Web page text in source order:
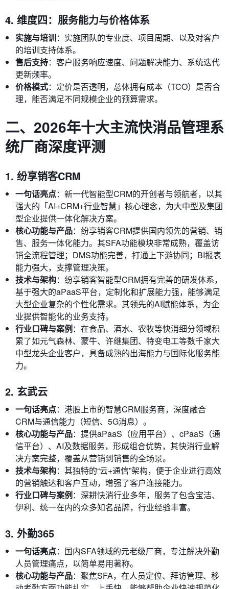
4. 维度四：服务能力与价格体系
实施与培训：实施团队的专业度、项目周期、以及对客户
的培训支持体系。
售后支持：客户服务响应速度、问题解决能力、系统迭代
更新频率。
价格模式：定价是否透明，总体拥有成本（TCO）是否合
理，能否满足不同规模企业的预算需求。
二、2026年十大主流快消品管理系
统厂商深度评测
1. 纷享销客CRM
一句话亮点：新一代智能型CRM的开创者与领航者，以其
强大的「AI+CRM+行业智慧」核心理念，为大中型及集团
型企业提供一体化解决方案。
核心功能与产品：纷享销客CRM提供国内领先的营销、销
售、服务一体化能力。其SFA功能模块非常成熟，覆盖访
销全流程管理；DMS功能完善，打通上下游协同；BI报表
能力强大，支撑管理决策。
技术与架构：纷享销客智能型CRM拥有完善的研发体系，
基于强大的aPaaS平台，定制化和扩展能力强，能够满足
大型企业复杂的个性化需求。其领先的AI赋能体系，为企
业提供智能化的业务支持。
行业口碑与案例：在食品、酒水、农牧等快消细分领域积
累了如元气森林、蒙牛、许继集团、特变电工等数千家大
中型龙头企业客户，具备成熟的出海能力与国际化服务能
力。
2. 玄武云
一句话亮点：港股上市的智慧CRM服务商，深度融合
CRM与通信能力（短信、5G消息）。
核心功能与产品：提供aPaaS（应用平台）、cPaaS（通
信平台）、AI及数据服务，形成组合优势，其快消行业解
决方案完整，覆盖从营销到销售的全场景。
技术与架构：其独特的“云+通信”架构，便于企业进行高效
的营销触达和客户互动，增强了客户连接能力。
行业口碑与案例：深耕快消行业多年，服务了包含宝洁、
伊利、统一在内的众多知名品牌，行业经验丰富。
3. 外勤365
一句话亮点：国内SFA领域的元老级厂商，专注解决外勤
人员管理痛点，以简单易用著称。
核心功能与产品：聚焦SFA，在人员定位、拜访管理、移